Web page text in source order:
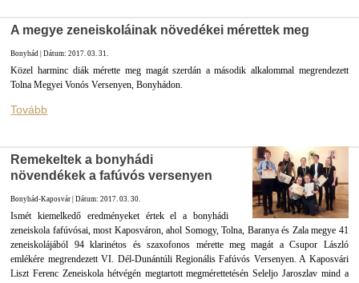
A megye zeneiskoláinak növedékei mérettek meg
Bonyhád | Dátum: 2017. 03. 31.
Közel harminc diák mérette meg magát szerdán a második alkalommal megrendezett
Tolna Megyei Vonós Versenyen, Bonyhádon.
Tovább
Remekeltek a bonyhádi
növendékek a fafúvós versenyen
Bonyhád-Kaposvár | Dátum: 2017. 03. 30.
Ismét kiemelkedő eredményeket értek el a bonyhádi
zeneiskola fafúvósai, most Kaposváron, ahol Somogy, Tolna, Baranya és Zala megye 41
zeneiskolájából 94 klarinétos és szaxofonos mérette meg magát a Csupor László
emlékére megrendezett VI. Dél-Dunántúli Regionális Fafúvós Versenyen. A Kaposvári
Liszt Ferenc Zeneiskola hétvégén megtartott megmérettetésén Seleljo Jaroszlav mind a